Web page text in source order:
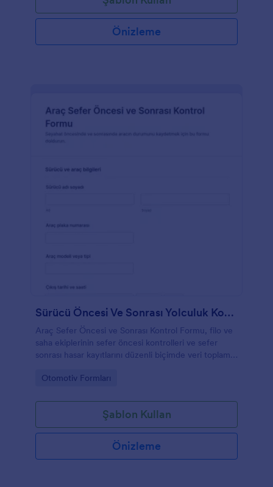
Önizleme
Sürücü Öncesi Ve Sonrası Yolculuk Kontrolü Formu
Araç Sefer Öncesi ve Sonrası Kontrol Formu, filo ve
saha ekiplerinin sefer öncesi kontrolleri ve sefer
sonrası hasar kayıtlarını düzenli biçimde veri toplama
Go to Category:
Otomotiv Formları
Şablon Kullan
Önizleme